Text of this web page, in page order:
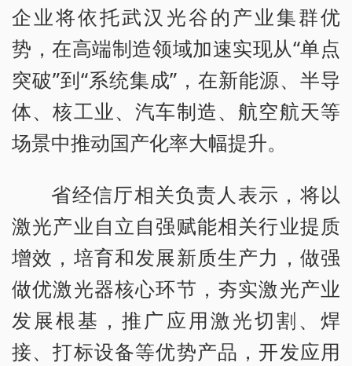
企业将依托武汉光谷的产业集群优
势，在高端制造领域加速实现从“单点
突破”到“系统集成”，在新能源、半导
体、核工业、汽车制造、航空航天等
场景中推动国产化率大幅提升。
省经信厅相关负责人表示，将以
激光产业自立自强赋能相关行业提质
增效，培育和发展新质生产力，做强
做优激光器核心环节，夯实激光产业
发展根基，推广应用激光切割、焊
接、打标设备等优势产品，开发应用